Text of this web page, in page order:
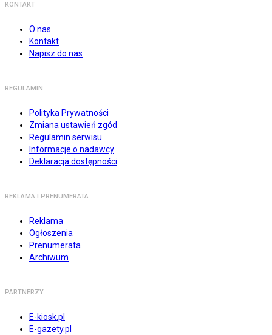
KONTAKT
O nas
Kontakt
Napisz do nas
REGULAMIN
Polityka Prywatności
Zmiana ustawień zgód
Regulamin serwisu
Informacje o nadawcy
Deklaracja dostępności
REKLAMA I PRENUMERATA
Reklama
Ogłoszenia
Prenumerata
Archiwum
PARTNERZY
E-kiosk.pl
E-gazety.pl